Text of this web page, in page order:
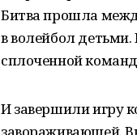
Битва прошла
в волейбол детьми.
сплоченной
И завершили игру